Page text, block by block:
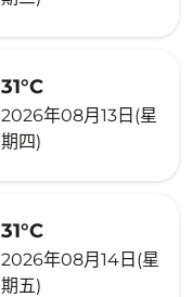
31°C
2026年08月13日(星
期四)
31°C
2026年08月14日(星
期五)